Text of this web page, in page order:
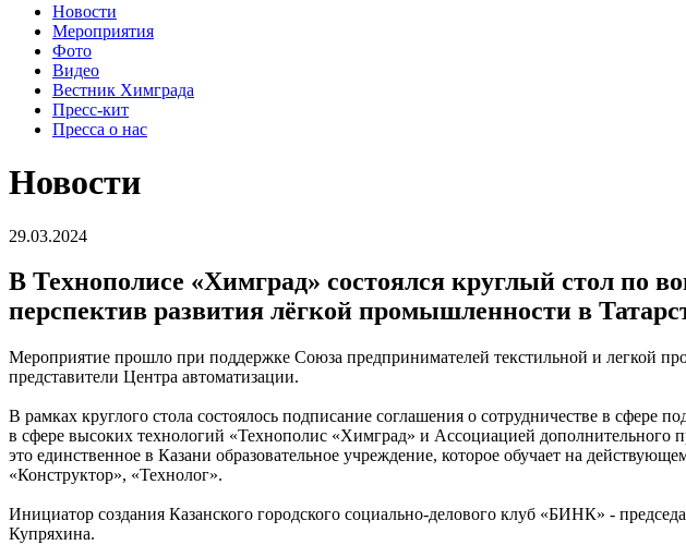
Новости
Мероприятия
Фото
Видео
Вестник Химграда
Пресс-кит
Пресса о нас
Новости
29.03.2024
В Технополисе «Химград» состоялся круглый стол по
перспектив развития лёгкой промышленности в
Мероприятие прошло при поддержке Союза предпринимателей текстильной и легкой
представители Центра автоматизации.
В рамках круглого стола состоялось подписание соглашения о сотрудничестве в
в сфере высоких технологий «Технополис «Химград» и Ассоциацией дополнительного
это единственное в Казани образовательное учреждение, которое обучает на
«Конструктор», «Технолог».
Инициатор создания Казанского городского социально-делового клуб «БИНК» -
Купряхина.